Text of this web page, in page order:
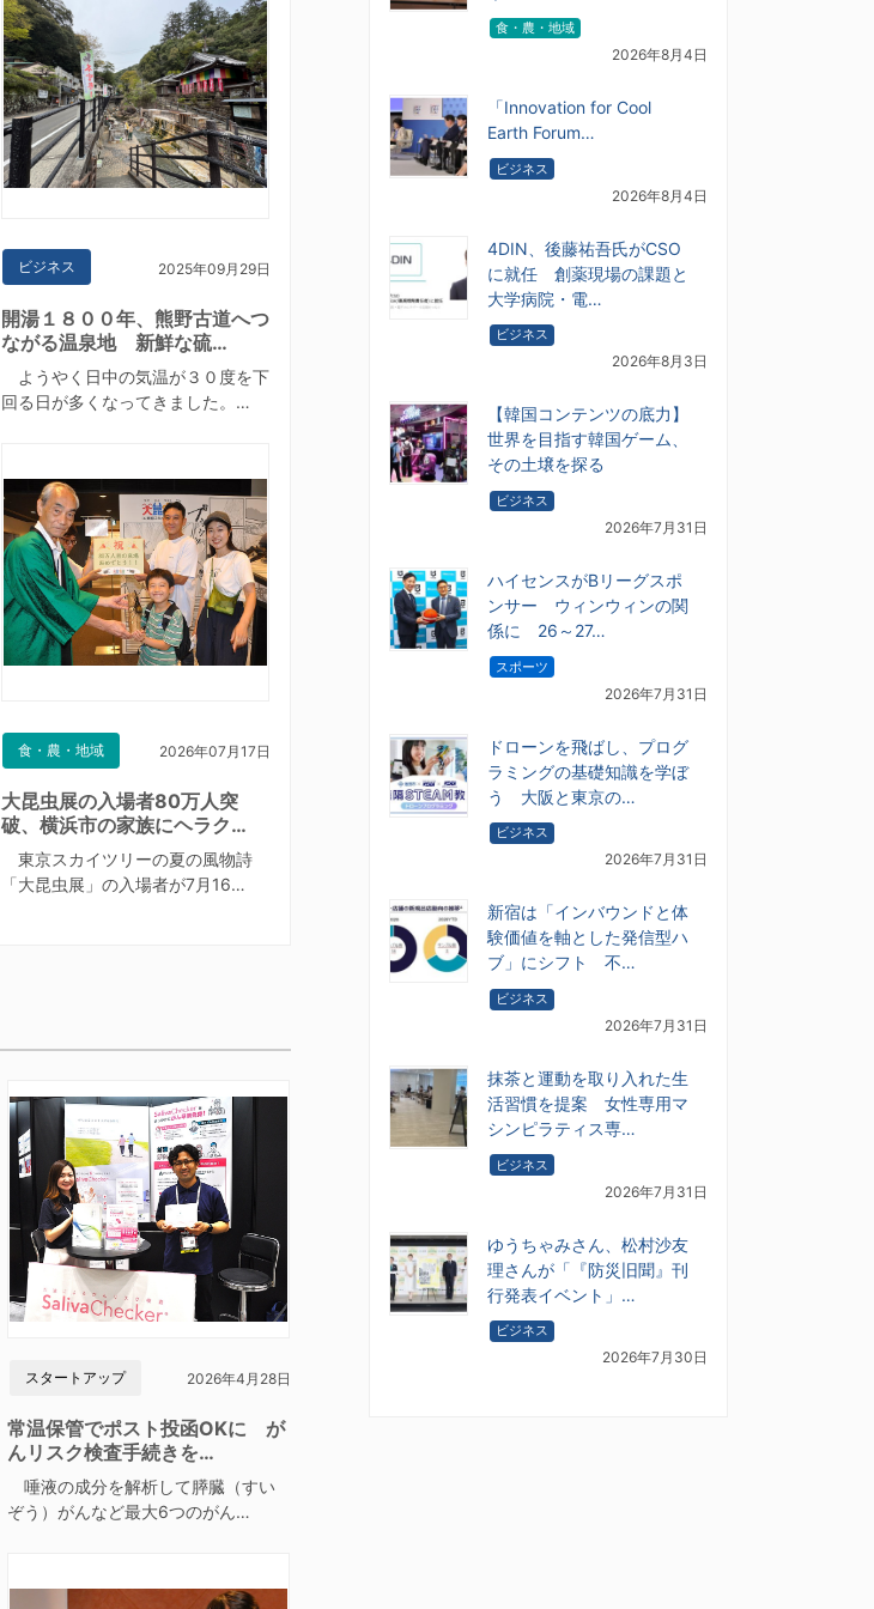
ビジネス 2025年09月29日
開湯１８００年、熊野古道へつ
ながる温泉地 新鮮な硫…
ようやく日中の気温が３０度を下
回る日が多くなってきました。…
食・農・地域 2026年07月17日
大昆虫展の入場者80万人突
破、横浜市の家族にヘラク…
東京スカイツリーの夏の風物詩
「大昆虫展」の入場者が7月16…
スタートアップ 2026年4月28日
常温保管でポスト投函OKに が
んリスク検査手続きを…
唾液の成分を解析して膵臓（すい
ぞう）がんなど最大6つのがん…
食・農・地域
2026年8月4日
「Innovation for Cool
Earth Forum…
ビジネス
2026年8月4日
4DIN、後藤祐吾氏がCSO
に就任 創薬現場の課題と
大学病院・電…
ビジネス
2026年8月3日
【韓国コンテンツの底力】
世界を目指す韓国ゲーム、
その土壌を探る
ビジネス
2026年7月31日
ハイセンスがBリーグスポ
ンサー ウィンウィンの関
係に 26～27…
スポーツ
2026年7月31日
ドローンを飛ばし、プログ
ラミングの基礎知識を学ぼ
う 大阪と東京の…
ビジネス
2026年7月31日
新宿は「インバウンドと体
験価値を軸とした発信型ハ
ブ」にシフト 不…
ビジネス
2026年7月31日
抹茶と運動を取り入れた生
活習慣を提案 女性専用マ
シンピラティス専…
ビジネス
2026年7月31日
ゆうちゃみさん、松村沙友
理さんが「『防災旧聞』刊
行発表イベント」…
ビジネス
2026年7月30日